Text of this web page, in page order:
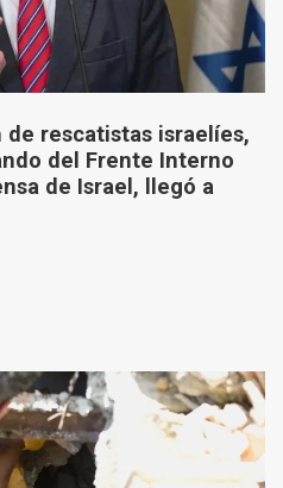
de rescatistas israelíes,
del Frente Interno
de Israel, llegó a